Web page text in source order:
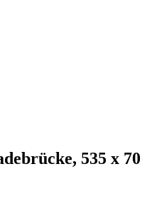
535 x 70